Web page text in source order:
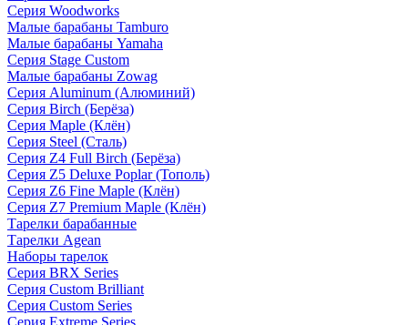
Серия Woodworks
Малые барабаны Tamburo
Малые барабаны Yamaha
Серия Stage Custom
Малые барабаны Zowag
Серия Aluminum (Алюминий)
Серия Birch (Берёза)
Серия Maple (Клён)
Серия Steel (Сталь)
Серия Z4 Full Birch (Берёза)
Серия Z5 Deluxe Poplar (Тополь)
Серия Z6 Fine Maple (Клён)
Серия Z7 Premium Maple (Клён)
Тарелки барабанные
Тарелки Agean
Наборы тарелок
Серия BRX Series
Серия Custom Brilliant
Серия Custom Series
Серия Extreme Series